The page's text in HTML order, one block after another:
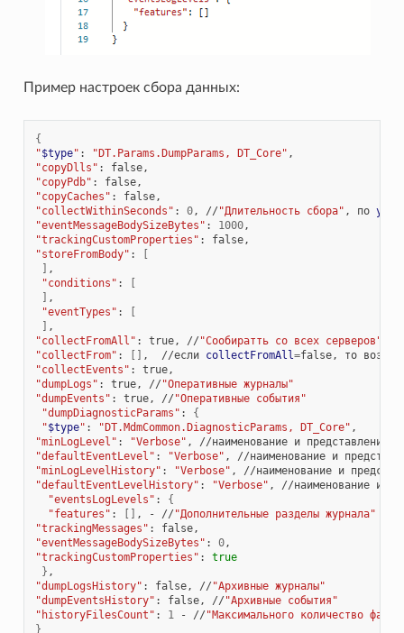
Пример настроек сбора данных:
{
"$type" : "DT.Params.DumpParams, DT_Core"
"copyDlls" :
"copyPdb" :
"copyCaches" :
"collectWithinSeconds" : 0, // "Длительность сбора" , по
"eventMessageBodySizeBytes" : 1000
"trackingCustomProperties" :
"storeFromBody" :
"conditions" :
"eventTypes" :
"collectFromAll" : true, // "Сообиратть со всех серверов"
"collectFrom" : , //если collectFromAll=false, то возле
"collectEvents" :
"dumpLogs" : true, // "Оперативные журналы"
"dumpEvents" : true, // "Оперативные события"
"dumpDiagnosticParams" :
{
"$type" : "DT.MdmCommon.DiagnosticParams, DT_Core"
"minLogLevel" : "Verbose" , //наименование и представление
"defaultEventLevel" : "Verbose" , //наименование и
"minLogLevelHistory" : "Verbose" , //наименование и
"defaultEventLevelHistory" : "Verbose" , //наименование и
"eventsLogLevels" :
{
"features" : , - // "Дополнительные разделы журнала"
"trackingMessages" :
"eventMessageBodySizeBytes" : 0
"trackingCustomProperties" :
true
}
"dumpLogsHistory" : false, // "Архивные журналы"
"dumpEventsHistory" : false, // "Архивные события"
"historyFilesCount" : 1 - // "Максимального количество
}